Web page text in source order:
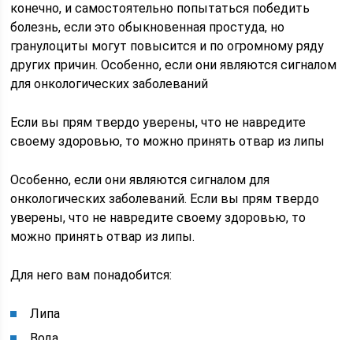
конечно, и самостоятельно попытаться победить
болезнь, если это обыкновенная простуда, но
гранулоциты могут повысится и по огромному ряду
других причин. Особенно, если они являются сигналом
для онкологических заболеваний
Если вы прям твердо уверены, что не навредите
своему здоровью, то можно принять отвар из липы
Особенно, если они являются сигналом для
онкологических заболеваний. Если вы прям твердо
уверены, что не навредите своему здоровью, то
можно принять отвар из липы.
Для него вам понадобится:
Липа